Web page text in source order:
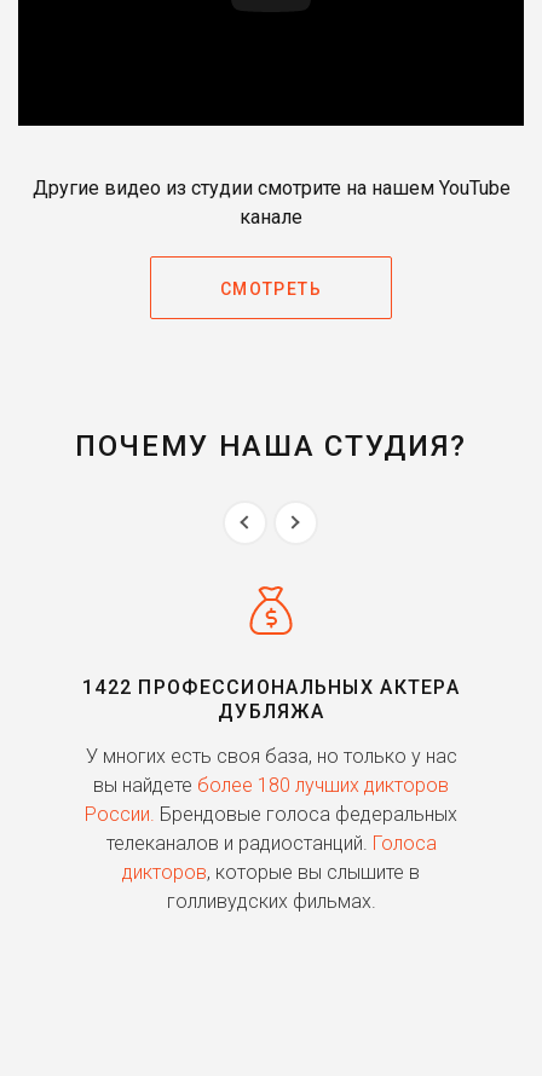
Другие видео из студии смотрите на нашем YouTube
канале
СМОТРЕТЬ
ПОЧЕМУ НАША СТУДИЯ?
1422 ПРОФЕССИОНАЛЬНЫХ АКТЕРА
ДУБЛЯЖА
У многих есть своя база, но только у нас
вы найдете более 180 лучших дикторов
России. Брендовые голоса федеральных
телеканалов и радиостанций. Голоса
дикторов, которые вы слышите в
голливудских фильмах.